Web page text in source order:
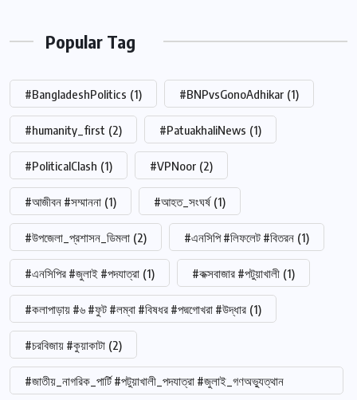
Popular Tag
#BangladeshPolitics (1) #BNPvsGonoAdhikar (1)
#humanity_first (2) #PatuakhaliNews (1)
#PoliticalClash (1) #VPNoor (2)
#আজীবন #সম্মাননা (1) #আহত_সংঘর্ষ (1)
#উপজেলা_প্রশাসন_ডিমলা (2) #এনসিপি #লিফলেট #বিতরন (1)
#এনসিপির #জুলাই #পদযাত্রা (1) #কক্সবাজার #পটুয়াখালী (1)
#কলাপাড়ায় #৬ #ফুট #লম্বা #বিষধর #পদ্মগোখরা #উদ্ধার (1)
#চরবিজায় #কুয়াকাটা (2)
#জাতীয়_নাগরিক_পার্টি #পটুয়াখালী_পদযাত্রা #জুলাই_গণঅভ্যুত্থান